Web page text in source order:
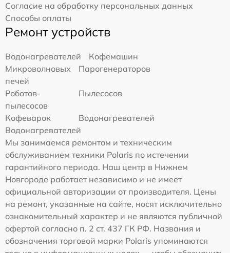
Согласие на обработку персональных данных
Способы оплаты
Ремонт устройств
Водонагревателей
Кофемашин
Микроволновых
печей
Парогенераторов
Роботов-
пылесосов
Пылесосов
Кофеварок
Водонагревателей
Водонагревателей
Мы занимаемся ремонтом и техническим
обслуживанием техники Polaris по истечении
гарантийного периода. Наш центр в Нижнем
Новгороде работает независимо и не имеет
официальной авторизации от производителя. Цены
на ремонт, указанные на сайте, носят исключительно
ознакомительный характер и не являются публичной
офертой согласно п. 2 ст. 437 ГК РФ. Названия и
обозначения торговой марки Polaris упоминаются